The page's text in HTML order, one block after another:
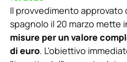
Il provvedimento approvato
spagnolo il 20 marzo mette
misure per un valore
di euro. L’obiettivo